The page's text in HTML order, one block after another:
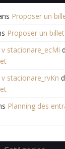
Proposer un
Proposer un billet
stacionare_ecMi
stacionare_rvKn
Planning des